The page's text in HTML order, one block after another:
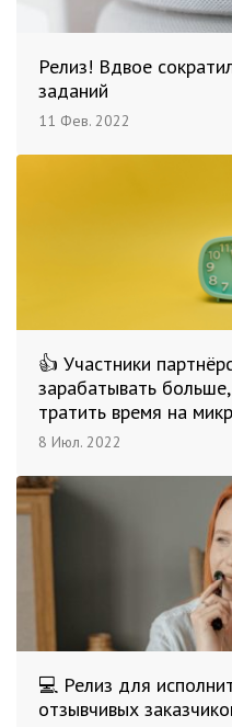
Релиз! Вдвое
заданий
11 Фев. 2022
👍 Участники
зарабатывать
тратить время на
8 Июл. 2022
💻 Релиз для
отзывчивых